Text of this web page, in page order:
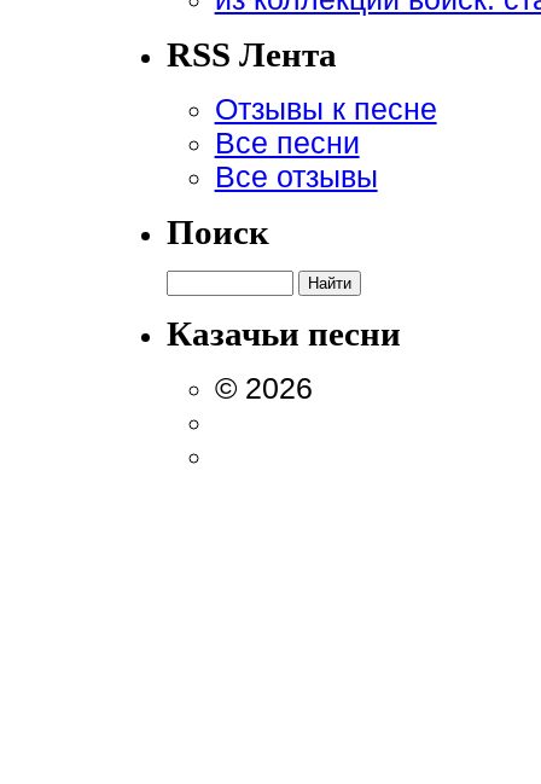
RSS Лента
Отзывы к песне
Все песни
Все отзывы
Поиск
Казачьи песни
© 2026